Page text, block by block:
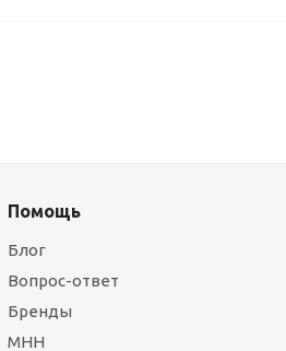
Помощь
Блог
Вопрос-ответ
Бренды
МНН